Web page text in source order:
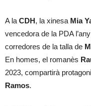
A la CDH, la xinesa Mia
vencedora de la PDA
corredores de la talla de
En homes, el romanès
2023, compartirà
Ramos.